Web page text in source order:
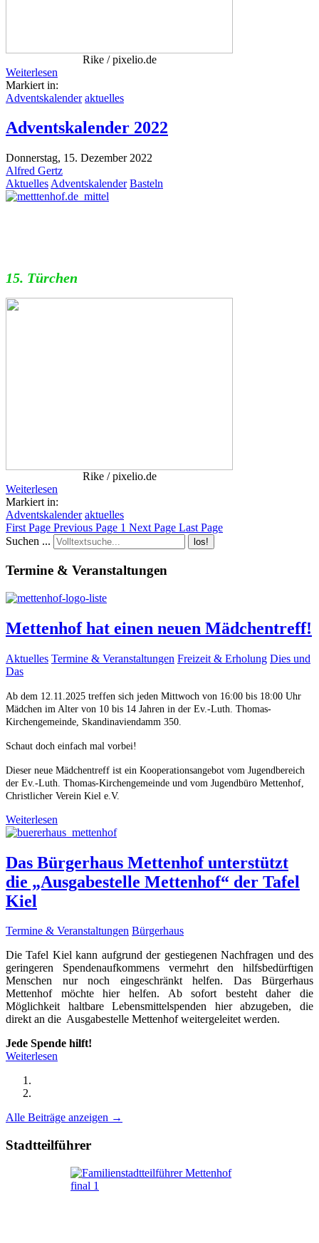
Rike / pixelio.de
Weiterlesen
Markiert in:
Adventskalender aktuelles
Adventskalender 2022
Donnerstag, 15. Dezember 2022
Alfred Gertz
Aktuelles Adventskalender Basteln
15. Türchen
Rike / pixelio.de
Weiterlesen
Markiert in:
Adventskalender aktuelles
First Page Previous Page 1 Next Page Last Page
Suchen ...
los!
Termine & Veranstaltungen
Mettenhof hat einen neuen Mädchentreff!
Aktuelles Termine & Veranstaltungen Freizeit & Erholung Dies und
Das
Ab dem 12.11.2025 treffen sich jeden Mittwoch von 16:00 bis 18:00 Uhr
Mädchen im Alter von 10 bis 14 Jahren in der Ev.-Luth. Thomas-
Kirchengemeinde, Skandinaviendamm 350.
Schaut doch einfach mal vorbei!
Dieser neue Mädchentreff ist ein Kooperationsangebot vom Jugendbereich
der Ev.-Luth. Thomas-Kirchengemeinde und vom Jugendbüro Mettenhof,
Christlicher Verein Kiel e.V.
Weiterlesen
Das Bürgerhaus Mettenhof unterstützt
die „Ausgabestelle Mettenhof“ der Tafel
Kiel
Termine & Veranstaltungen Bürgerhaus
Die Tafel Kiel kann aufgrund der gestiegenen Nachfragen und des
geringeren Spendenaufkommens vermehrt den hilfsbedürftigen
Menschen nur noch eingeschränkt helfen. Das Bürgerhaus
Mettenhof möchte hier helfen. Ab sofort besteht daher die
Möglichkeit haltbare Lebensmittelspenden hier abzugeben, die
direkt an die Ausgabestelle Mettenhof weitergeleitet werden.
Jede Spende hilft!
Weiterlesen
Alle Beiträge anzeigen →
Stadtteilführer